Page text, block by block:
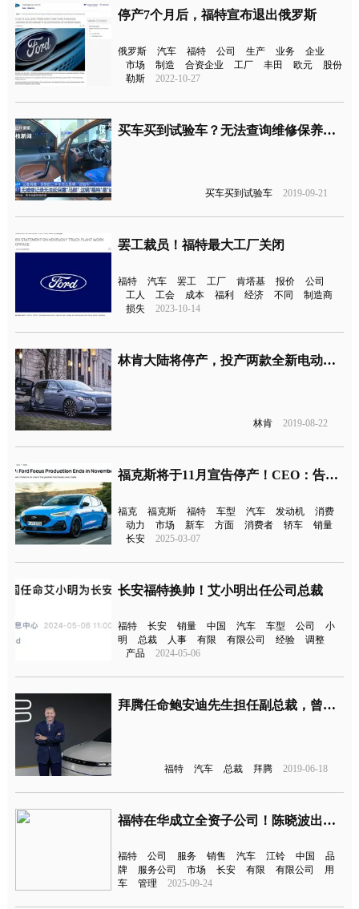
停产7个月后，福特宣布退出俄罗斯
俄罗斯 汽车 福特 公司 生产 业务
企业
市场
制造 合资企业 工厂 丰田 欧元
股份
勒斯
2022-10-27
买车买到试验车？无法查询维修保养记录/无三包质保
买车买到试验车 2019-09-21
罢工裁员！福特最大工厂关闭
福特 汽车 罢工 工厂 肯塔基 报价
公司
工人
工会 成本 福利 经济 不同
制造商
损失
2023-10-14
林肯大陆将停产，投产两款全新电动车与豪华品牌同台竞争
林肯 2019-08-22
福克斯将于11月宣告停产！CEO：告别“无聊”车型
福克 福克斯 福特 车型 汽车 发动机
消费
动力
市场 新车 方面 消费者 轿车
销量
长安
2025-03-07
长安福特换帅！艾小明出任公司总裁
福特 长安 销量 中国 汽车 车型 公司
小
明
总裁 人事 有限 有限公司 经验
调整
产品
2024-05-06
拜腾任命鲍安迪先生担任副总裁，曾在福特汽车20年
福特 汽车 总裁 拜腾 2019-06-18
福特在华成立全资子公司！陈晓波出任总裁
福特 公司 服务 销售 汽车 江铃 中国
品
牌
服务公司 市场 长安 有限 有限公司
用
车
管理 2025-09-24